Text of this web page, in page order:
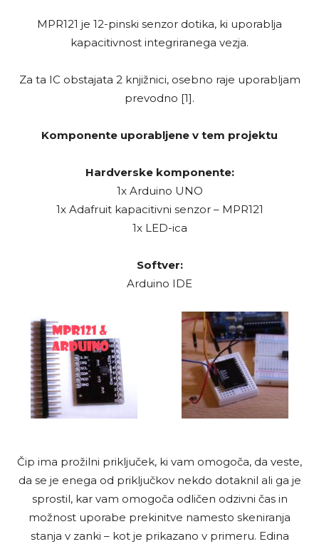
MPR121 je 12-pinski senzor dotika, ki uporablja
kapacitivnost integriranega vezja.
Za ta IC obstajata 2 knjižnici, osebno raje uporabljam
prevodno [1].
Komponente uporabljene v tem projektu
Hardverske komponente:
1x Arduino UNO
1x Adafruit kapacitivni senzor – MPR121
1x LED-ica
Softver:
Arduino IDE
Čip ima prožilni priključek, ki vam omogoča, da veste,
da se je enega od priključkov nekdo dotaknil ali ga je
sprostil, kar vam omogoča odličen odzivni čas in
možnost uporabe prekinitve namesto skeniranja
stanja v zanki – kot je prikazano v primeru. Edina